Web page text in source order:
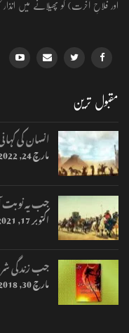
اور فلاحِ آخرت) کو پھیلانے میں انذار
مقبول ترین
انسان کی
مارچ 24, 2022
جب یہ نوبت
اکتوبر 17, 2021
جب زندگی
مارچ 30, 2018